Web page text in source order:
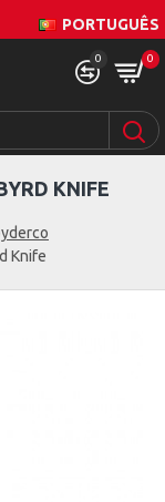
PORTUGUÊS
0 0
Knife
KNIFE